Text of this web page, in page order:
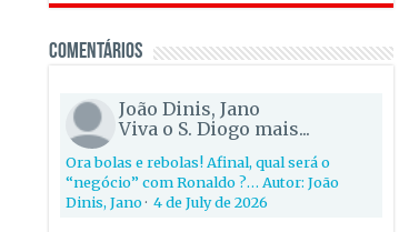
Comentários
João Dinis, Jano
Viva o S. Diogo mais...
Ora bolas e rebolas! Afinal, qual será o
“negócio” com Ronaldo ?… Autor: João
Dinis, Jano· 4 de July de 2026